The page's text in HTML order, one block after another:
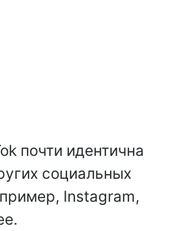
почти идентична
социальных
Instagram,